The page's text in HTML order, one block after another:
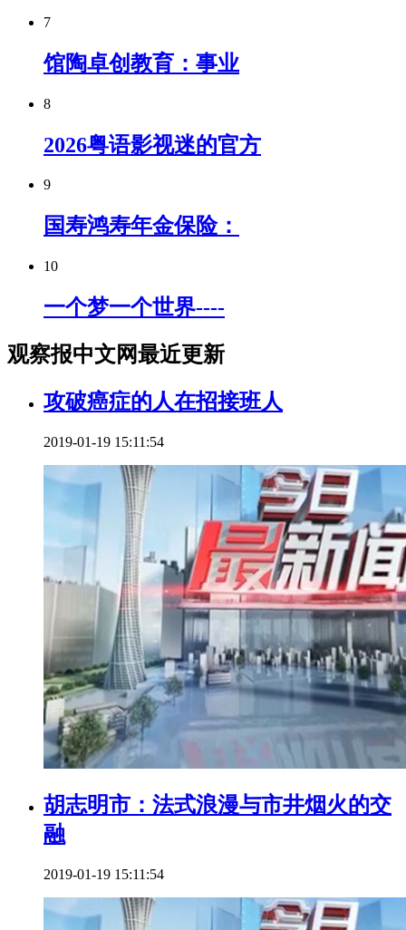
7
馆陶卓创教育：事业
8
2026粤语影视迷的官方
9
国寿鸿寿年金保险：
10
一个梦一个世界----
观察报中文网最近更新
攻破癌症的人在招接班人
2019-01-19 15:11:54
胡志明市：法式浪漫与市井烟火的交
融
2019-01-19 15:11:54